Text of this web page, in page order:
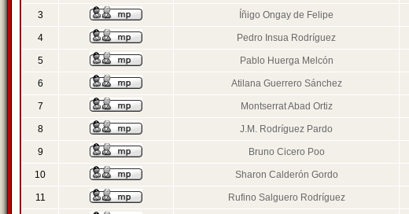
3 Íñigo Ongay de Felipe
4 Pedro Insua Rodríguez
5 Pablo Huerga Melcón
6 Atilana Guerrero Sánchez
7 Montserrat Abad Ortiz
8 J.M. Rodríguez Pardo
9 Bruno Cicero Poo
10 Sharon Calderón Gordo
11 Rufino Salguero Rodríguez